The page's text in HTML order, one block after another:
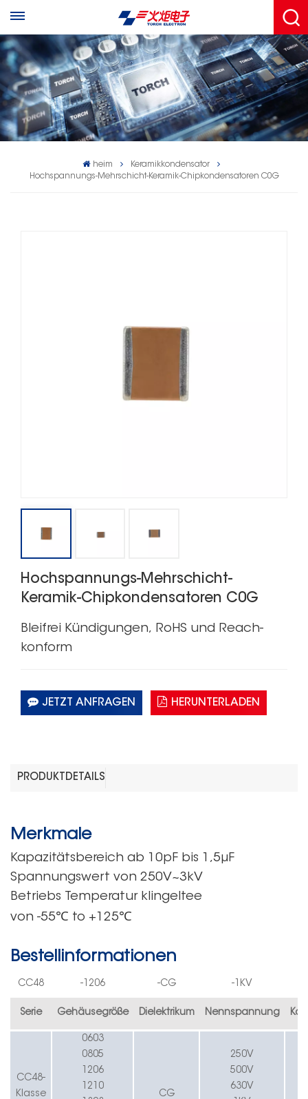
heim
Keramikkondensator
Hochspannungs-Mehrschicht-Keramik-Chipkondensatoren C0G
Hochspannungs-Mehrschicht-
Keramik-Chipkondensatoren C0G
Bleifrei Kündigungen, RoHS und Reach-
konform
JETZT ANFRAGEN HERUNTERLADEN
PRODUKTDETAILS
Merkmale
Kapazitätsbereich ab 10pF bis 1,5μF
Spannungswert von250V~3kV
Betriebs Temperatur klingeltee
von -55℃ to +125℃
Bestellinformationen
CC48 -1206 -CG - 1KV
Serie Gehäusegröße Dielektrikum Nennspannung
CC48-
Klasse
0603
0805
1206
1210
CG
250V
500V
630V